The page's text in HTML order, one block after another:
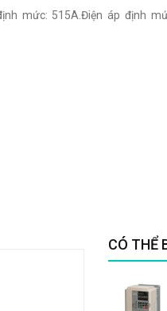
mức: 515A.Điện áp định
CÓ THỂ